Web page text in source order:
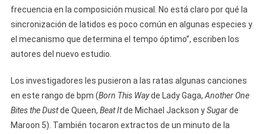
frecuencia en la composición musical. No está claro por qué la
sincronización de latidos es poco común en algunas especies y
el mecanismo que determina el tempo óptimo”, escriben los
autores del nuevo estudio.
Los investigadores les pusieron a las ratas algunas canciones
en este rango de bpm (Born This Wayde Lady Gaga, Another One
Bites the Dustde Queen, Beat Itde Michael Jackson ySugarde
Maroon 5). También tocaron extractos de un minuto de la